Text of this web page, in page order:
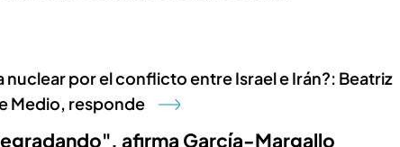
nuclear por el conflicto entre Israel e Irán?: Beatriz
Medio, responde
afirma García-Margallo